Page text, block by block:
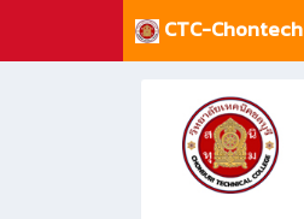
CTC-Chontech